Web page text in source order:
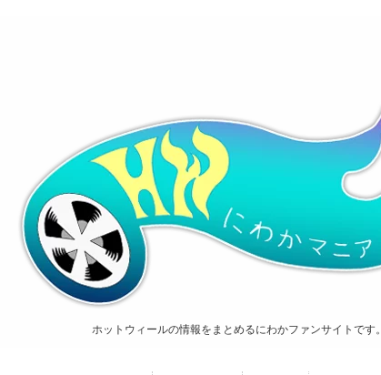
ホットウィールの情報をまとめるにわかファンサイトです。